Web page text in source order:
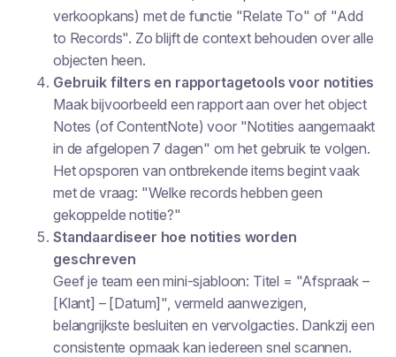
verkoopkans) met de functie "Relate To" of "Add
to Records". Zo blijft de context behouden over alle
objecten heen.
Gebruik filters en rapportagetools voor notities
Maak bijvoorbeeld een rapport aan over het object
Notes (of ContentNote) voor "Notities aangemaakt
in de afgelopen 7 dagen" om het gebruik te volgen.
Het opsporen van ontbrekende items begint vaak
met de vraag: "Welke records hebben geen
gekoppelde notitie?"
Standaardiseer hoe notities worden
geschreven
Geef je team een mini-sjabloon: Titel = "Afspraak –
[Klant] – [Datum]", vermeld aanwezigen,
belangrijkste besluiten en vervolgacties. Dankzij een
consistente opmaak kan iedereen snel scannen.